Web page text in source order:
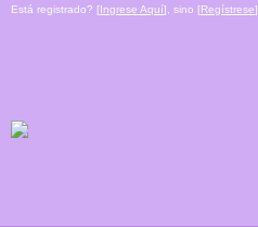
Está registrado? [Ingrese Aquí], sino [Regístrese]